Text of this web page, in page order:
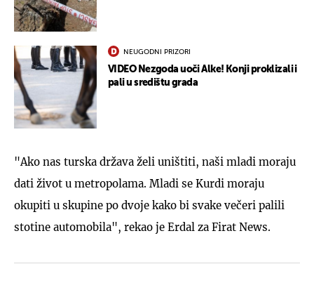
NEUGODNI PRIZORI
VIDEO Nezgoda uoči Alke! Konji proklizali i
pali u središtu grada
"Ako nas turska država želi uništiti, naši mladi moraju
dati život u metropolama. Mladi se Kurdi moraju
okupiti u skupine po dvoje kako bi svake večeri palili
stotine automobila", rekao je Erdal za Firat News.